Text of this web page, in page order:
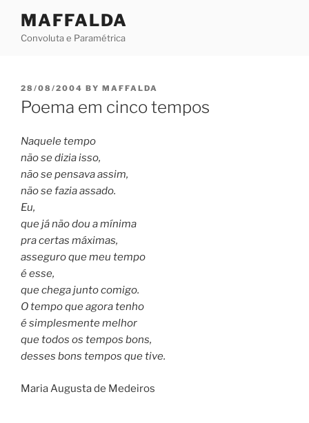
content
MAFFALDA
Convoluta e Paramétrica
POSTED
ON
28/08/2004 BY MAFFALDA
Poema em cinco tempos
Naquele tempo
não se dizia isso,
não se pensava assim,
não se fazia assado.
Eu,
que já não dou a mínima
pra certas máximas,
asseguro que meu tempo
é esse,
que chega junto comigo.
O tempo que agora tenho
é simplesmente melhor
que todos os tempos bons,
desses bons tempos que tive.
Maria Augusta de Medeiros